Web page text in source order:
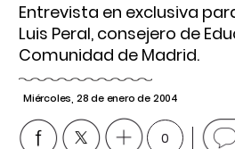
Entrevista en exclusiva
Luis Peral, consejero de
Comunidad de Madrid.
Miércoles, 28 de enero de 2004
0